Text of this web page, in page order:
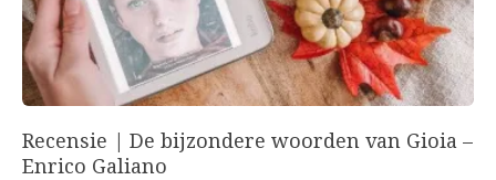
Recensie | De bijzondere woorden van Gioia –
Enrico Galiano